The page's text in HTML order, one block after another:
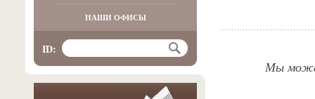
НАШИ ОФИСЫ
ID:
Мы